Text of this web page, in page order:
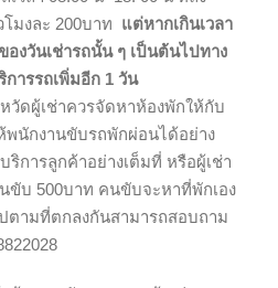
มงละ 200บาท แต่หากเกินเวลา
องวันเช่ารถนั้น ๆ เป็นต้นไปทาง
ารรถเพิ่มอีก 1 วัน
วัดผู้เช่าควรจัดหาห้องพักให้กับ
พนักงานขับรถพักผ่อนได้อย่าง
ริการลูกค้าอย่างเต็มที่ หรือผู้เช่า
ขับ 500บาท คนขับจะหาที่พักเอง
ตามที่ตกลงกันสามารถสอบถาม